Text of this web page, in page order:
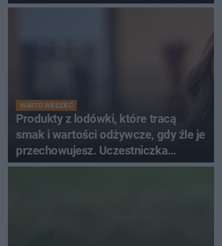
WARTO WIEDZIEĆ
Produkty z lodówki, które tracą
smak i wartości odżywcze, gdy źle je
przechowujesz. Uczestniczka
"MasterChefa"